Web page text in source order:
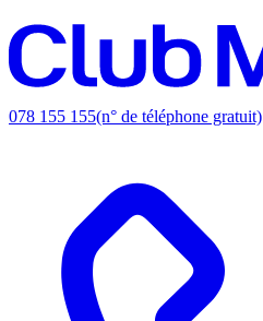
078 155 155(n° de téléphone gratuit)